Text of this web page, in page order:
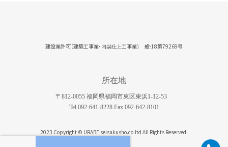
建設業許可（建築工事業・内装仕上工事業） 般-18第79269号
所在地
〒812-0055 福岡県福岡市東区東浜1-12-53
Tel.092-641-8228 Fax.092-642-8101
2023 Copyright © URABE seisakusho.co.ltd All Rights Reserved.